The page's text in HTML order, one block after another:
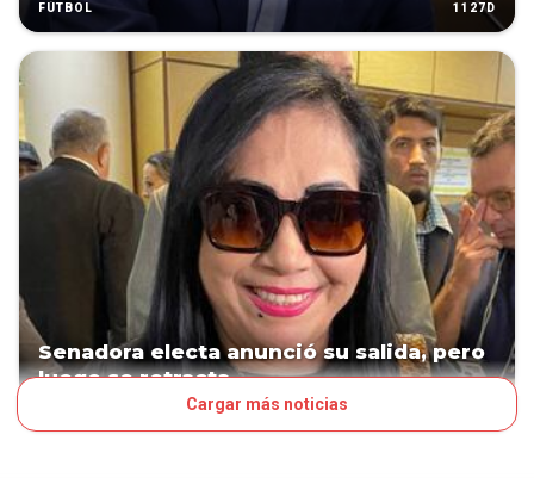
FÚTBOL 1127D
Senadora electa anunció su salida, pero
luego se retracta
Cargar más noticias